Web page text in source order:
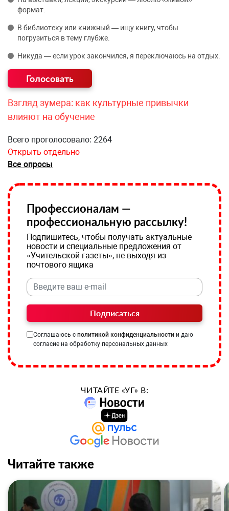
формат.
В библиотеку или книжный — ищу книгу, чтобы
погрузиться в тему глубже.
Никуда — если урок закончился, я переключаюсь на отдых.
Взгляд зумера: как культурные привычки
влияют на обучение
Всего проголосовало: 2264
Открыть отдельно
Все опросы
Профессионалам —
профессиональную рассылку!
Подпишитесь, чтобы получать актуальные
новости и специальные предложения от
«Учительской газеты», не выходя из
почтового ящика
Подписаться
Соглашаюсь с политикой конфиденциальности и даю
согласие на обработку персональных данных
ЧИТАЙТЕ «УГ» В:
Читайте также